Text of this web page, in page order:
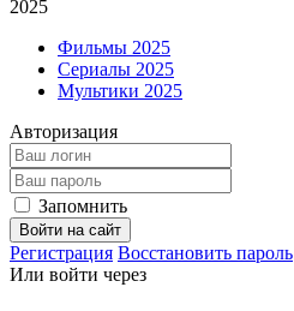
2025
Фильмы 2025
Сериалы 2025
Мультики 2025
Авторизация
Запомнить
Войти на сайт
Регистрация Восстановить пароль
Или войти через